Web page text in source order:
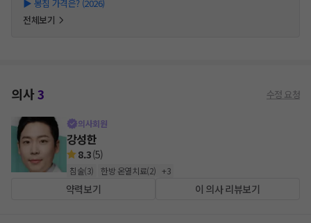
▶ 봉침 가격은? (2026)
전체보기
의사3 수정 요청
의사회원
강성한
8.3(5)
침술(3) 한방 온열치료(2) +3
약력보기 이 의사 리뷰보기